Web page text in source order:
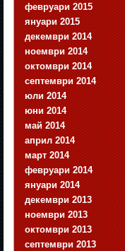
февруари 2015
януари 2015
декември 2014
ноември 2014
октомври 2014
септември 2014
юли 2014
юни 2014
май 2014
април 2014
март 2014
февруари 2014
януари 2014
декември 2013
ноември 2013
октомври 2013
септември 2013